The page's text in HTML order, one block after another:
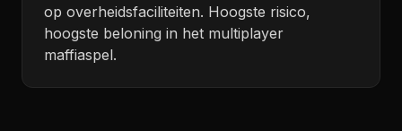
op overheidsfaciliteiten. Hoogste risico,
hoogste beloning in het multiplayer
maffiaspel.